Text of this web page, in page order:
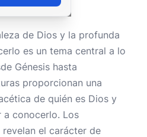
de Dios y la profunda
es un tema central a lo
Génesis hasta
proporcionan una
de quién es Dios y
conocerlo. Los
el carácter de